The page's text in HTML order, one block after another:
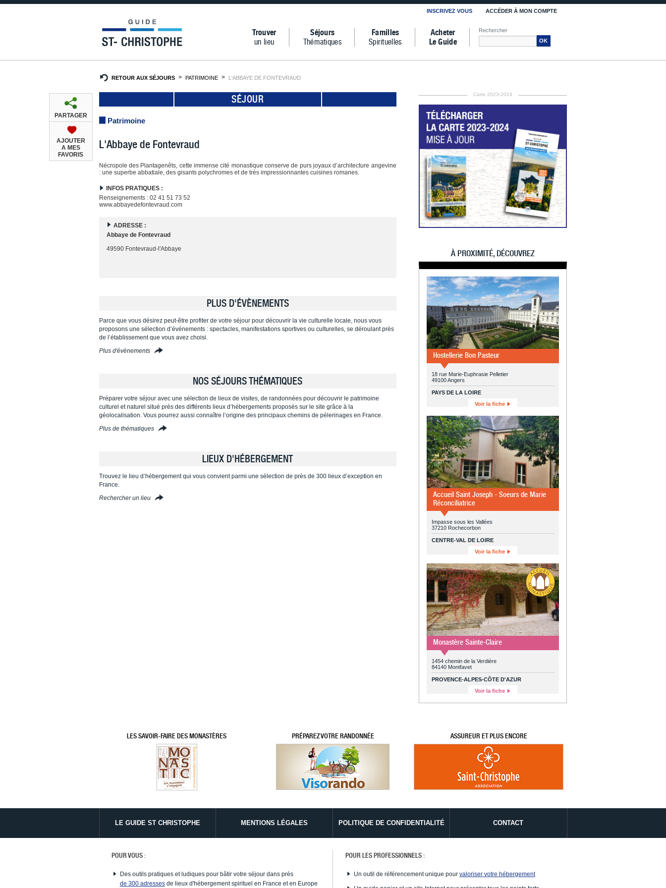
INSCRIVEZ VOUS ACCÉDER À MON COMPTE
Trouver
un lieu
Séjours
Thématiques
Familles
Spirituelles
Acheter
Le Guide
Rechercher
OK
RETOUR AUX SÉJOURS PATRIMOINE L'ABBAYE DE FONTEVRAUD
SÉJOUR
Patrimoine
L'Abbaye de Fontevraud
Nécropole des Plantagenêts, cette immense cité monastique conserve de purs joyaux d’architecture angevine
: une superbe abbatiale, des gisants polychromes et de très impressionnantes cuisines romanes.
INFOS PRATIQUES :
Renseignements : 02 41 51 73 52
www.abbayedefontevraud.com
ADRESSE :
Abbaye de Fontevraud
49590 Fontevraud-l'Abbaye
PLUS D'ÉVÈNEMENTS
Parce que vous désirez peut-être profiter de votre séjour pour découvrir la vie culturelle locale, nous vous
proposons une sélection d’événements : spectacles, manifestations sportives ou culturelles, se déroulant près
de l’établissement que vous avez choisi.
Plus d'évènements
NOS SÉJOURS THÉMATIQUES
Préparer votre séjour avec une sélection de lieux de visites, de randonnées pour découvrir le patrimoine
culturel et naturel situé près des différents lieux d’hébergements proposés sur le site grâce à la
géolocalisation. Vous pourrez aussi connaître l’origine des principaux chemins de pèlerinages en France.
Plus de thématiques
LIEUX D'HÉBERGEMENT
Trouvez le lieu d’hébergement qui vous convient parmi une sélection de près de 300 lieux d’exception en
France.
Rechercher un lieu
PARTAGER
AJOUTER
A MES
FAVORIS
Carte 2023-2024
À PROXIMITÉ, DÉCOUVREZ
Hostellerie Bon Pasteur
18 rue Marie-Euphrasie Pelletier
49100 Angers
PAYS DE LA LOIRE
Voir la fiche
Accueil Saint Joseph - Soeurs de Marie
Réconciliatrice
Impasse sous les Vallées
37210 Rochecorbon
CENTRE-VAL DE LOIRE
Voir la fiche
Monastère Sainte-Claire
1454 chemin de la Verdière
84140 Montfavet
PROVENCE-ALPES-CÔTE D'AZUR
Voir la fiche
LES SAVOIR-FAIRE DES MONASTÈRES PRÉPAREZ VOTRE RANDONNÉE ASSUREUR ET PLUS ENCORE
LE GUIDE ST CHRISTOPHE MENTIONS LÉGALES POLITIQUE DE CONFIDENTIALITÉ CONTACT
POUR VOUS :
Des outils pratiques et ludiques pour bâtir votre séjour dans près
de 300 adressesde lieux d'hébergement spirituel en France et en Europe
POUR LES PROFESSIONNELS :
Un outil de référencement unique pour valoriser votre hébergement